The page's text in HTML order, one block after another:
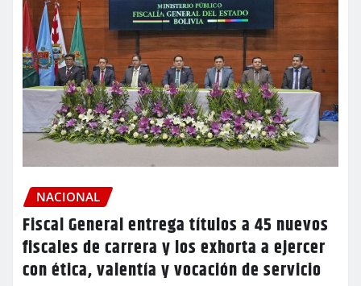
NACIONAL
Fiscal General entrega títulos a 45 nuevos
fiscales de carrera y los exhorta a ejercer
con ética, valentía y vocación de servicio